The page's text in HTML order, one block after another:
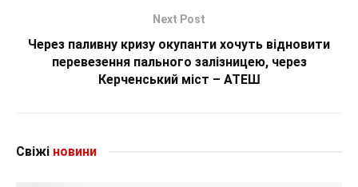
Next Post
Через паливну кризу окупанти хочуть відновити
перевезення пального залізницею, через
Керченський міст – АТЕШ
Свіжі новини